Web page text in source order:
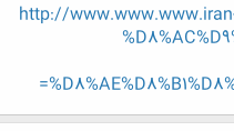
http://